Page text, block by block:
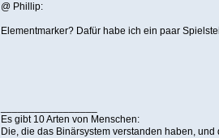
@ Phillip:
Elementmarker? Dafür habe ich ein paar
Es gibt 10 Arten von Menschen:
Die, die das Binärsystem verstanden haben, und